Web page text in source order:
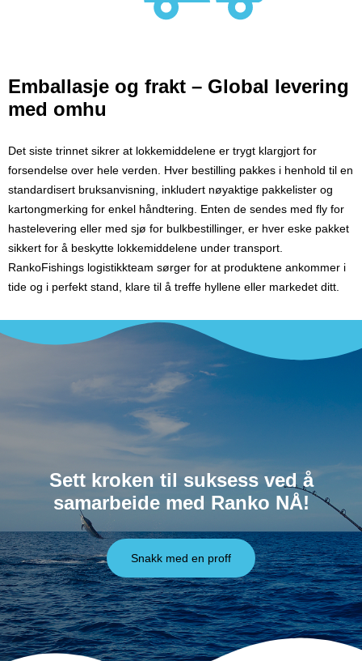
Emballasje og frakt – Global levering
med omhu
Det siste trinnet sikrer at lokkemiddelene er trygt klargjort for
forsendelse over hele verden. Hver bestilling pakkes i henhold til en
standardisert bruksanvisning, inkludert nøyaktige pakkelister og
kartongmerking for enkel håndtering. Enten de sendes med fly for
hastelevering eller med sjø for bulkbestillinger, er hver eske pakket
sikkert for å beskytte lokkemiddelene under transport.
RankoFishings logistikkteam sørger for at produktene ankommer i
tide og i perfekt stand, klare til å treffe hyllene eller markedet ditt.
Sett kroken til suksess ved å
samarbeide med Ranko NÅ!
Snakk med en proff